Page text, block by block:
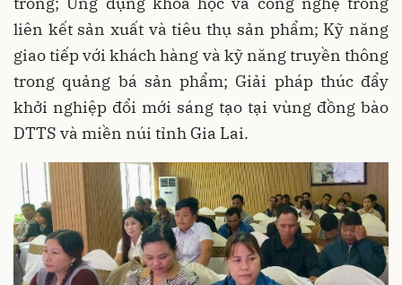
liên kết sản xuất và tiêu thụ sản phẩm; Kỹ năng
giao tiếp với khách hàng và kỹ năng truyền thông
trong quảng bá sản phẩm; Giải pháp thúc đẩy
khởi nghiệp đổi mới sáng tạo tại vùng đồng bào
DTTS và miền núi tỉnh Gia Lai.